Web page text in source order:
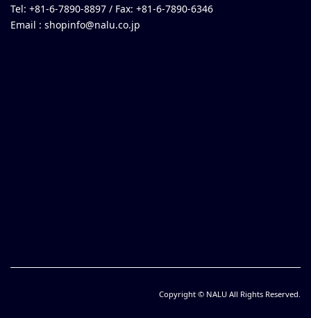
Tel: +81-6-7890-8897 / Fax: +81-6-7890-6346
Email : shopinfo@nalu.co.jp
Copyright © NALU All Rights Reserved.